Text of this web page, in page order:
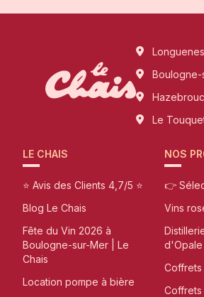
Boulogne-
Le
LE CHAIS
⭐ Avis des Clients 4,7/5 ⭐
Blog Le Chais
Fête du Vin 2026 à
Boulogne-sur-Mer | Le
Chais
Location pompe à bière
NOS
👉
Vins
d'Opale
Coffrets